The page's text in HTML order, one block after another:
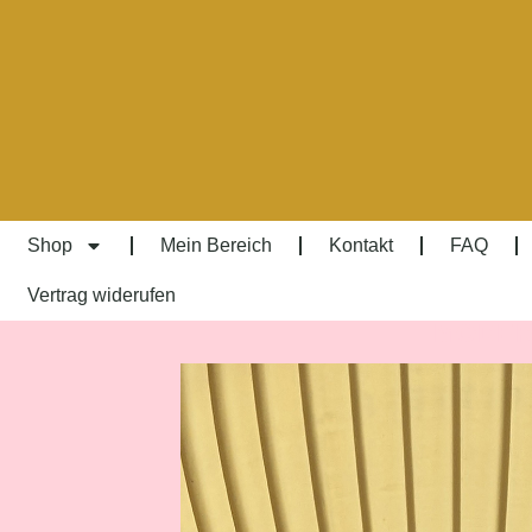
Shop Mein Bereich Kontakt FAQ
Vertrag widerufen